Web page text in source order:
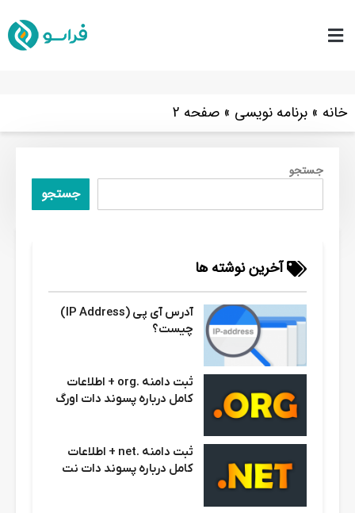
خانه » برنامه نویسی » صفحه 2
جستجو
جستجو
آخرین نوشته ها
آدرس آی پی (IP Address)
چیست؟
ثبت دامنه .org + اطلاعات
کامل درباره پسوند دات اورگ
ثبت دامنه .net + اطلاعات
کامل درباره پسوند دات نت